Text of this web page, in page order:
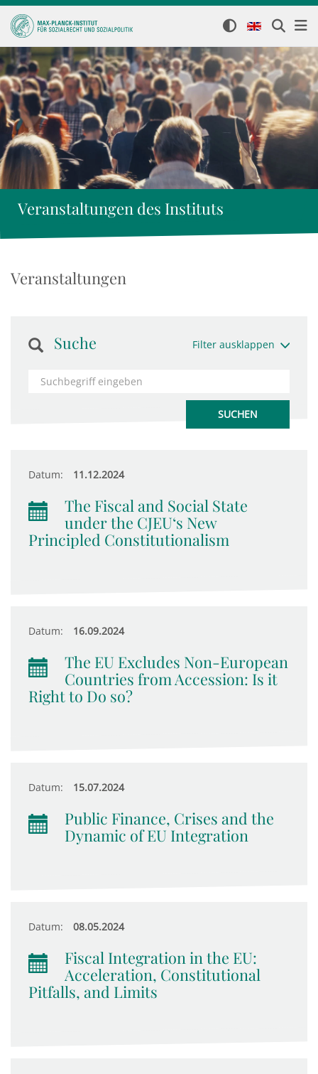
Veranstaltungen des Instituts
Veranstaltungen
Suche Filter ausklappen
Datum: 11.12.2024
The Fiscal and Social State
under the CJEU‘s New
Principled Constitutionalism
Datum: 16.09.2024
The EU Excludes Non-European
Countries from Accession: Is it
Right to Do so?
Datum: 15.07.2024
Public Finance, Crises and the
Dynamic of EU Integration
Datum: 08.05.2024
Fiscal Integration in the EU:
Acceleration, Constitutional
Pitfalls, and Limits